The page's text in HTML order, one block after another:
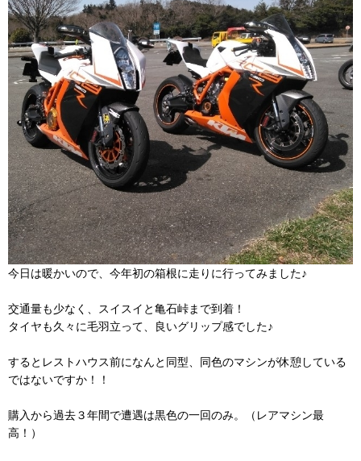
今日は暖かいので、今年初の箱根に走りに行ってみました♪
交通量も少なく、スイスイと亀石峠まで到着！
タイヤも久々に毛羽立って、良いグリップ感でした♪
するとレストハウス前になんと同型、同色のマシンが休憩している
ではないですか！！
購入から過去３年間で遭遇は黒色の一回のみ。（レアマシン最
高！）